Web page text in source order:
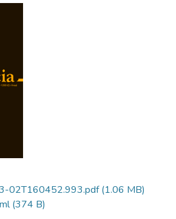
02T160452.993.pdf(1.06 MB)
(374 B)